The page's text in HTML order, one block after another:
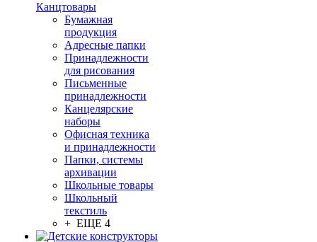
Канцтовары
Бумажная
продукция
Адресные папки
Принадлежности
для рисования
Письменные
принадлежности
Канцелярские
наборы
Офисная техника
и принадлежности
Папки, системы
архивации
Школьные товары
Школьный
текстиль
+ ЕЩЕ 4